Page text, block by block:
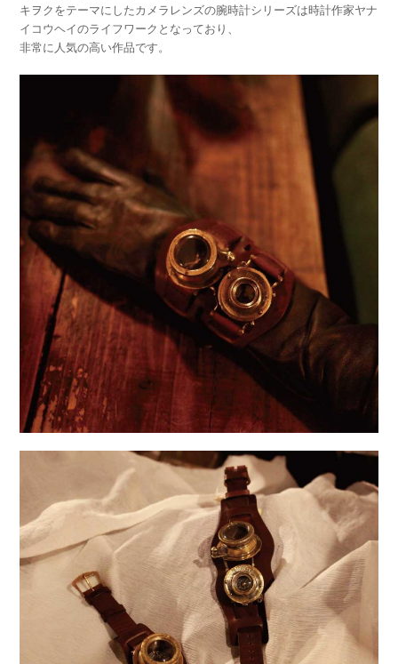
キヲクをテーマにしたカメラレンズの腕時計シリーズは時計作家ヤナ
イコウヘイのライフワークとなっており、
非常に人気の高い作品です。